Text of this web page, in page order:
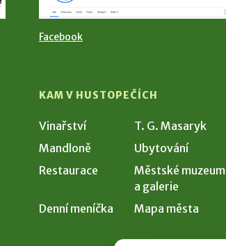
Facebook
KAM V HUSTOPEČÍCH
Vinařství
T. G. Masaryk
Mandloně
Ubytování
Restaurace
Městské muzeum
a galerie
Denní meníčka
Mapa města